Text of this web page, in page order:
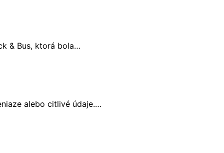
& Bus, ktorá bola…
alebo citlivé údaje.…